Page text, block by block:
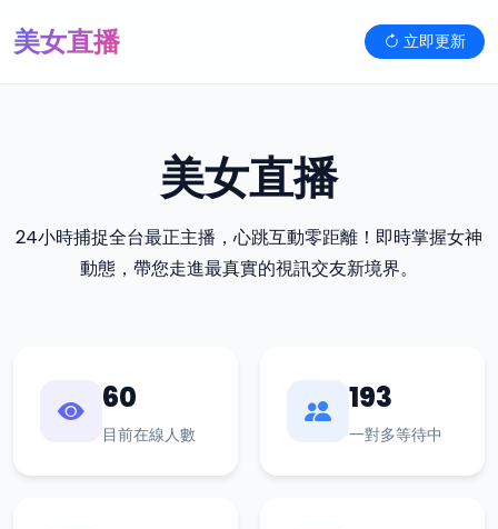
美女直播 立即更新
美女直播
24小時捕捉全台最正主播，心跳互動零距離！即時掌握女神
動態，帶您走進最真實的視訊交友新境界。
60
目前在線人數
193
一對多等待中